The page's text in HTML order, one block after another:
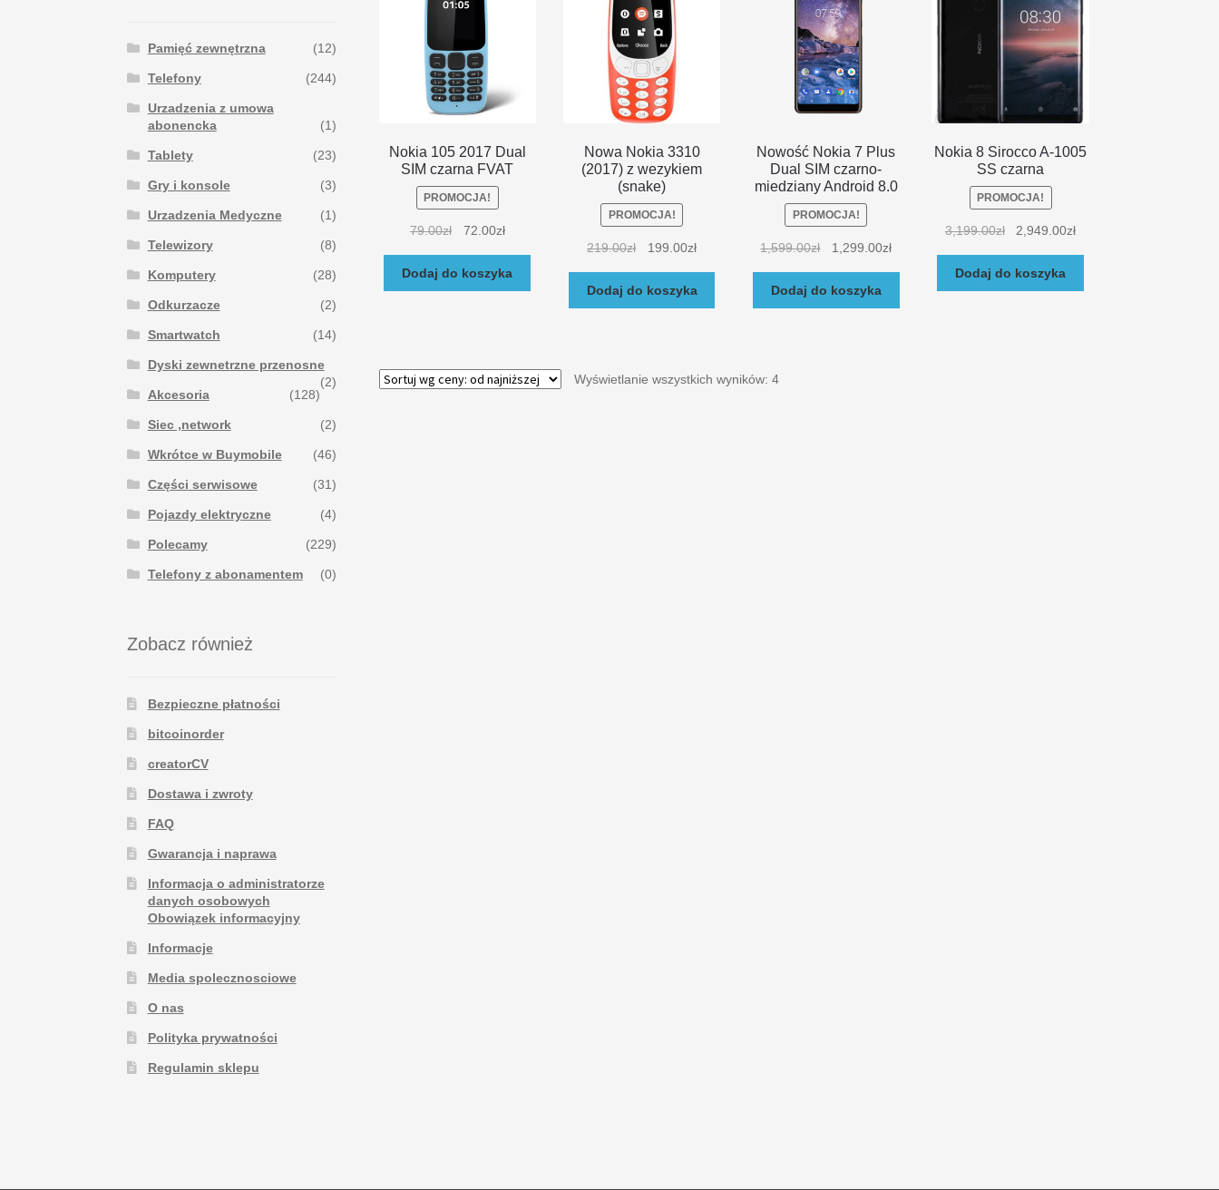
Nokia 105 2017 Dual
SIM czarna FVAT
PROMOCJA!
79.00zł 72.00zł
Dodaj do koszyka
Nowa Nokia 3310
(2017) z wezykiem
(snake)
PROMOCJA!
219.00zł 199.00zł
Dodaj do koszyka
Nowość Nokia 7 Plus
Dual SIM czarno-
miedziany Android 8.0
PROMOCJA!
1,599.00zł 1,299.00zł
Dodaj do koszyka
Nokia 8 Sirocco A-1005
SS czarna
PROMOCJA!
3,199.00zł 2,949.00zł
Dodaj do koszyka
Wyświetlanie wszystkich wyników: 4
Pamięć zewnętrzna (12)
Telefony (244)
Urzadzenia z umowa
abonencka
(1)
Tablety (23)
Gry i konsole (3)
Urzadzenia Medyczne (1)
Telewizory (8)
Komputery (28)
Odkurzacze (2)
Smartwatch (14)
Dyski zewnetrzne przenosne
(2)
Akcesoria
(128)
Siec ,network (2)
Wkrótce w Buymobile (46)
Części serwisowe (31)
Pojazdy elektryczne (4)
Polecamy (229)
Telefony z abonamentem (0)
Zobacz również
Bezpieczne płatności
bitcoinorder
creatorCV
Dostawa i zwroty
FAQ
Gwarancja i naprawa
Informacja o administratorze
danych osobowych
Obowiązek informacyjny
Informacje
Media spolecznosciowe
O nas
Polityka prywatności
Regulamin sklepu